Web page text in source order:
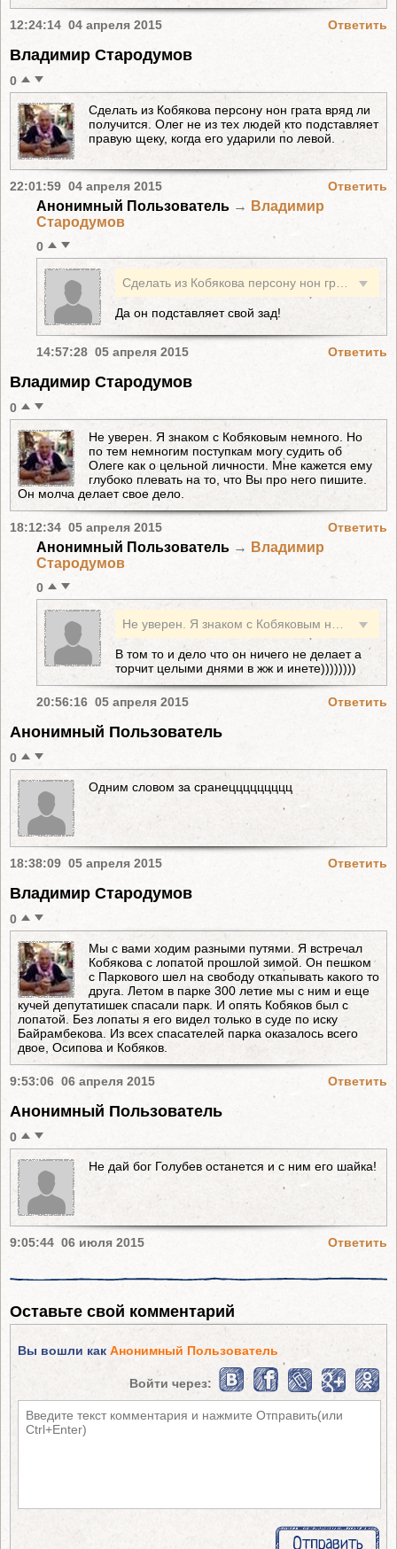
12:24:14 04 апреля 2015 Ответить
Владимир Стародумов
0
Сделать из Кобякова персону нон грата вряд ли
получится. Олег не из тех людей кто подставляет
правую щеку, когда его ударили по левой.
22:01:59 04 апреля 2015 Ответить
Анонимный Пользователь → Владимир
Стародумов
0
Сделать из Кобякова персону нон грата вряд ли получится. Олег не из тех людей кто подставляет правую щеку, когда его ударили по левой.
Да он подставляет свой зад!
14:57:28 05 апреля 2015 Ответить
Владимир Стародумов
0
Не уверен. Я знаком с Кобяковым немного. Но
по тем немногим поступкам могу судить об
Олеге как о цельной личности. Мне кажется ему
глубоко плевать на то, что Вы про него пишите.
Он молча делает свое дело.
18:12:34 05 апреля 2015 Ответить
Анонимный Пользователь → Владимир
Стародумов
0
Не уверен. Я знаком с Кобяковым немного. Но по тем немногим поступкам могу судить об Олеге как о цельной личности. Мне кажется ему глубоко плевать на то, что Вы про него пишите. Он молча делает свое дело.
В том то и дело что он ничего не делает а
торчит целыми днями в жж и инете))))))))
20:56:16 05 апреля 2015 Ответить
Анонимный Пользователь
0
Одним словом за сранеццццццццц
18:38:09 05 апреля 2015 Ответить
Владимир Стародумов
0
Мы с вами ходим разными путями. Я встречал
Кобякова с лопатой прошлой зимой. Он пешком
с Паркового шел на свободу откапывать какого то
друга. Летом в парке 300 летие мы с ним и еще
кучей депутатишек спасали парк. И опять Кобяков был с
лопатой. Без лопаты я его видел только в суде по иску
Байрамбекова. Из всех спасателей парка оказалось всего
двое, Осипова и Кобяков.
9:53:06 06 апреля 2015 Ответить
Анонимный Пользователь
0
Не дай бог Голубев останется и с ним его шайка!
9:05:44 06 июля 2015 Ответить
Оставьте свой комментарий
Вы вошли как Анонимный Пользователь
Войти через: